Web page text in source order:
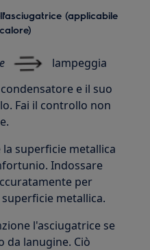
(applicabile
lampeggia
e il suo
Fai il controllo non
superficie metallica
Indossare
per
metallica.
l'asciugatrice se
da lanugine. Ciò